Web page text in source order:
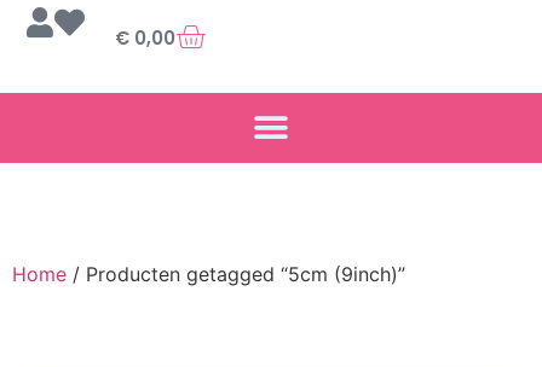
€ 0,00
Home / Producten getagged “5cm (9inch)”